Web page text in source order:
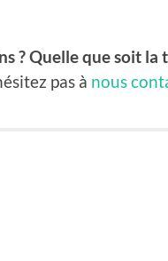
? Quelle que soit
pas à nous